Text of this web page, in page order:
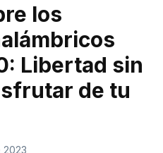
los
Libertad sin
de tu
2023